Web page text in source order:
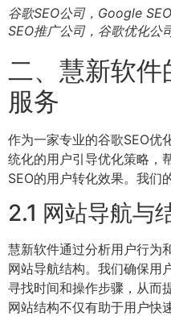
谷歌SEO公司，Google
SEO推广公司，谷歌优化公
二、慧新软
服务
作为一家专业的谷歌SEO优
统化的用户引导优化策略，
SEO的用户转化效果。我们
2.1 网站导航与
慧新软件通过分析用户行为
网站导航结构。我们确保用
寻找时间和操作步骤，从而
网站结构不仅有助于用户快